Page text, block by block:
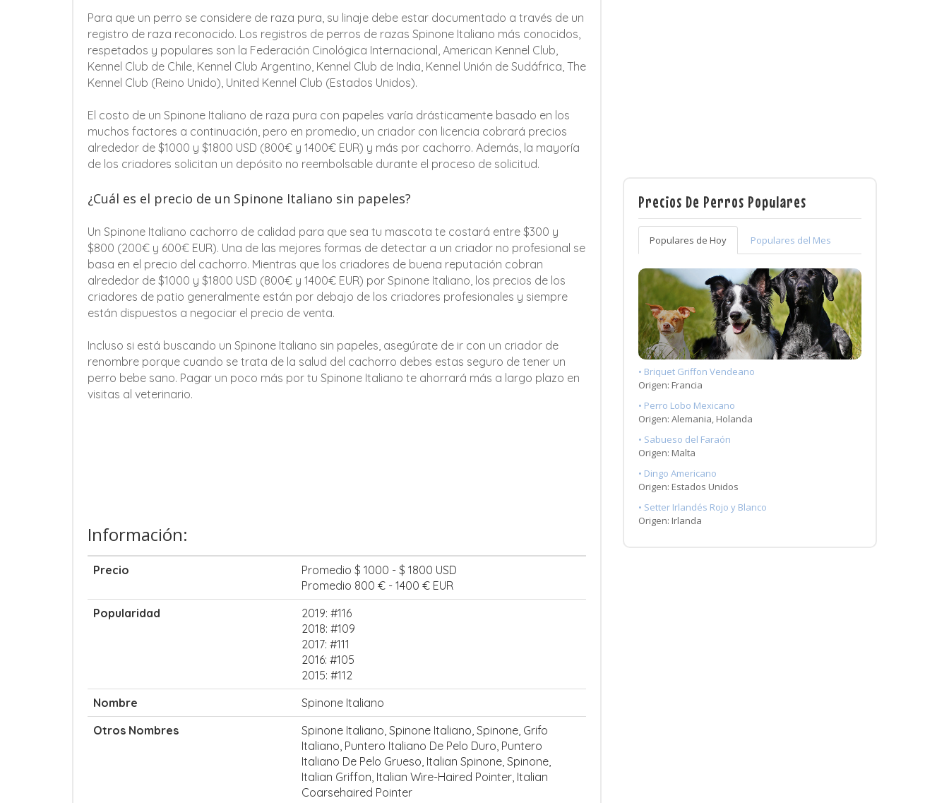
Para que un perro se considere de raza pura, su linaje debe estar documentado a través de un
registro de raza reconocido. Los registros de perros de razas Spinone Italiano más conocidos,
respetados y populares son la Federación Cinológica Internacional, American Kennel Club,
Kennel Club de Chile, Kennel Club Argentino, Kennel Club de India, Kennel Unión de Sudáfrica, The
Kennel Club (Reino Unido), United Kennel Club (Estados Unidos).
El costo de un Spinone Italiano de raza pura con papeles varía drásticamente basado en los
muchos factores a continuación, pero en promedio, un criador con licencia cobrará precios
alrededor de $1000 y $1800 USD (800€ y 1400€ EUR) y más por cachorro. Además, la mayoría
de los criadores solicitan un depósito no reembolsable durante el proceso de solicitud.
¿Cuál es el precio de un Spinone Italiano sin papeles?
Un Spinone Italiano cachorro de calidad para que sea tu mascota te costará entre $300 y
$800 (200€ y 600€ EUR). Una de las mejores formas de detectar a un criador no profesional se
basa en el precio del cachorro. Mientras que los criadores de buena reputación cobran
alrededor de $1000 y $1800 USD (800€ y 1400€ EUR) por Spinone Italiano, los precios de los
criadores de patio generalmente están por debajo de los criadores profesionales y siempre
están dispuestos a negociar el precio de venta.
Incluso si está buscando un Spinone Italiano sin papeles, asegúrate de ir con un criador de
renombre porque cuando se trata de la salud del cachorro debes estas seguro de tener un
perro bebe sano. Pagar un poco más por tu Spinone Italiano te ahorrará más a largo plazo en
visitas al veterinario.
Información:
Precio
Promedio $ 1000 - $ 1800 USD
Promedio 800 € - 1400 € EUR
Popularidad
2019: #116
2018: #109
2017: #111
2016: #105
2015: #112
Nombre
Spinone Italiano
Otros Nombres
Spinone Italiano, Spinone Italiano, Spinone, Grifo
Italiano, Puntero Italiano De Pelo Duro, Puntero
Italiano De Pelo Grueso, Italian Spinone, Spinone,
Italian Griffon, Italian Wire-Haired Pointer, Italian
Coarsehaired Pointer
Precios De Perros Populares
Populares de Hoy Populares del Mes
• Briquet Griffon Vendeano
Origen: Francia
• Perro Lobo Mexicano
Origen: Alemania, Holanda
• Sabueso del Faraón
Origen: Malta
• Dingo Americano
Origen: Estados Unidos
• Setter Irlandés Rojo y Blanco
Origen: Irlanda